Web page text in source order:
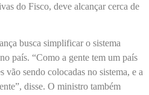
do Fisco, deve alcançar cerca de
busca simplificar o sistema
país. “Como a gente tem um país
vão sendo colocadas no sistema, e a
disse. O ministro também